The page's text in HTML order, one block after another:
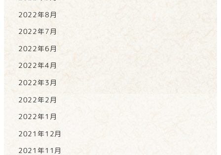
2022年8月
2022年7月
2022年6月
2022年4月
2022年3月
2022年2月
2022年1月
2021年12月
2021年11月